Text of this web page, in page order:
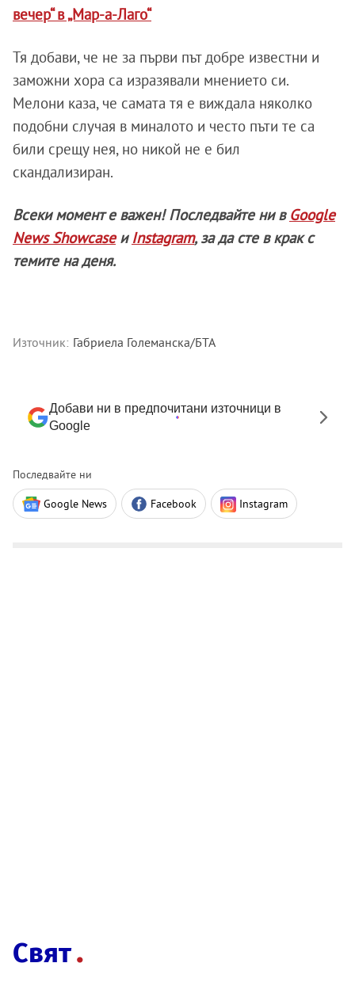
вечер“ в „Мар-а-Лаго“
Тя добави, че не за първи път добре известни и
заможни хора са изразявали мнението си.
Мелони каза, че самата тя е виждала няколко
подобни случая в миналото и често пъти те са
били срещу нея, но никой не е бил
скандализиран.
Всеки момент е важен! Последвайте ни в Google
News Showcaseи Instagram, за да сте в крак с
темите на деня.
Източник: Габриела Големанска/БТА
Добави ни в предпочитани източници в
Google
Последвайте ни
Google News Facebook Instagram
Свят